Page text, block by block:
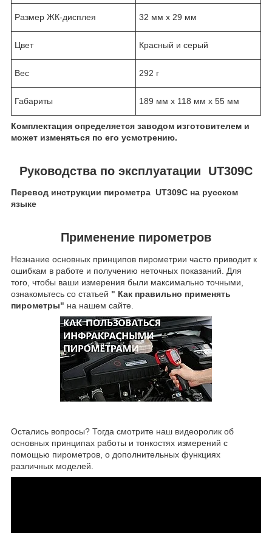
Размер ЖК-дисплея 32 мм x 29 мм
Цвет Красный и серый
Вес 292 г
Габариты 189 мм x 118 мм x 55 мм
Комплектация определяется заводом изготовителем и
может изменяться по его усмотрению.
Руководства по эксплуатации UT309C
Перевод инструкции пирометра UT309C на русском
языке
Применение пирометров
Незнание основных принципов пирометрии часто приводит к
ошибкам в работе и получению неточных показаний. Для
того, чтобы ваши измерения были максимально точными,
ознакомьтесь со статьей " Как правильно применять
пирометры" на нашем сайте.
Остались вопросы? Тогда смотрите наш видеоролик об
основных принципах работы и тонкостях измерений с
помощью пирометров, о дополнительных функциях
различных моделей.